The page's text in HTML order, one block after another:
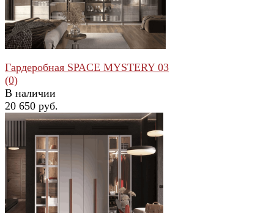
избранное сравнить
Гардеробная SPACE MYSTERY 03
(0)
В наличии
20 650 руб.